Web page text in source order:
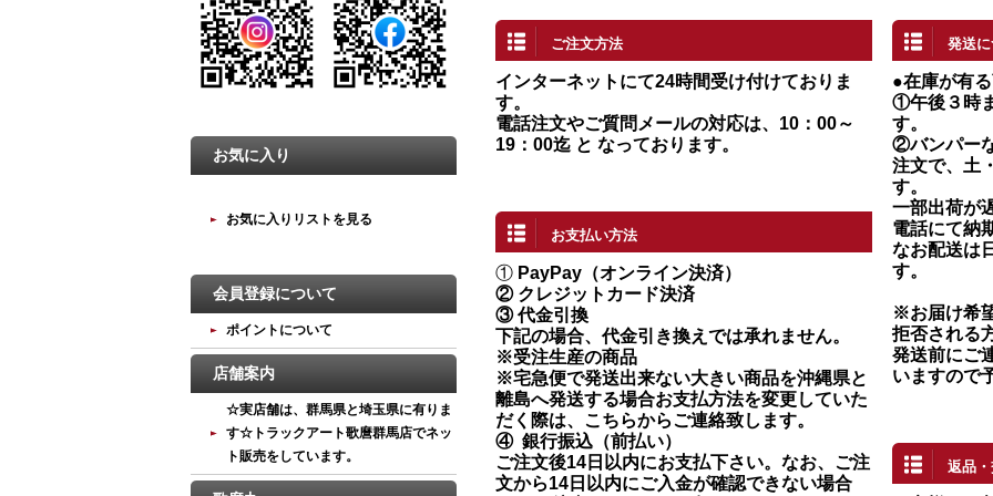
ご注文方法
インターネットにて24時間受け付けておりま
す。
電話注文やご質問メールの対応は、10：00～
19：00迄 と なっております。
お支払い方法
① PayPay（オンライン決済）
②クレジットカード決済
③ 代金引換
下記の場合、代金引き換えでは承れません。
※受注生産の商品
※宅急便で発送出来ない大きい商品を沖縄県と
離島へ発送する場合お支払方法を変更していた
だく際は、こちらからご連絡致します。
④ 銀行振込（前払い）
ご注文後14日以内にお支払下さい。なお、ご注
文から14日以内にご入金が確認できない場合
発送
●在庫が有
①午後３時
す。
②バンパー
注文で、土
す。
一部出荷が
電話にて納
なお配送は
す。
※お届け希
拒否される
発送前にご
いますので
返品
お気に入り
お気に入りリストを見る
会員登録について
ポイントについて
店舗案内
☆実店舗は、群馬県と埼玉県に有りま
す☆トラックアート歌麿群馬店でネッ
ト販売をしています。